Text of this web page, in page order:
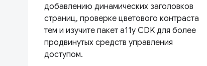
добавлению динамических заголовков
страниц, проверке цветового контраста
тем и изучите пакет a11y CDK для более
продвинутых средств управления
доступом.